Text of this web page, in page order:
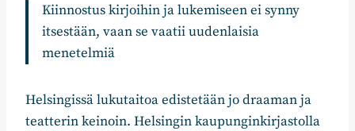
Kiinnostus kirjoihin ja lukemiseen ei synny
itsestään, vaan se vaatii uudenlaisia
menetelmiä
Helsingissä lukutaitoa edistetään jo draaman ja
teatterin keinoin. Helsingin kaupunginkirjastolla